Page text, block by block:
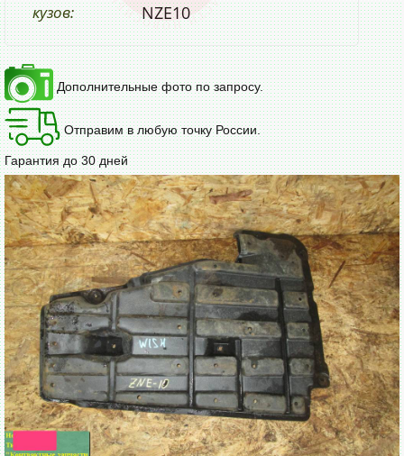
кузов: NZE10
Дополнительные фото по запросу.
Отправим в любую точку России.
Гарантия до 30 дней